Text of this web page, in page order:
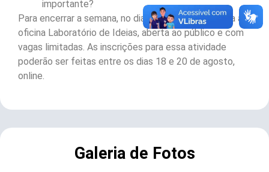
importante?
Para encerrar a semana, no dia 25/08, será realizada a
oficina Laboratório de Ideias, aberta ao público e com
vagas limitadas. As inscrições para essa atividade
poderão ser feitas entre os dias 18 e 20 de agosto,
online.
Galeria de Fotos